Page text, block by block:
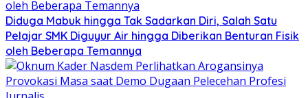
Diduga Mabuk hingga Tak Sadarkan Diri, Salah Satu
Pelajar SMK Diguyur Air hingga Diberikan Benturan Fisik
oleh Beberapa Temannya